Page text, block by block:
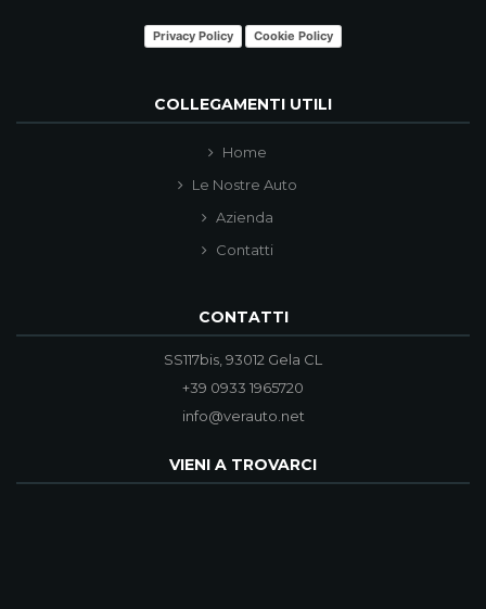
Privacy Policy Cookie Policy
COLLEGAMENTI UTILI
Home
Le Nostre Auto
Azienda
Contatti
CONTATTI
SS117bis, 93012 Gela CL
+39 0933 1965720
info@verauto.net
VIENI A TROVARCI